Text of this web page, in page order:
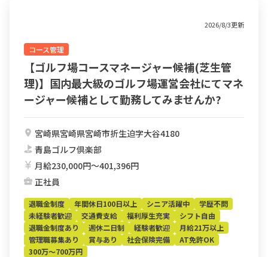
2026/8/3更新
コース管理
【ゴルフ場コースマネージャー候補(芝生管
理)】国内最大級のゴルフ場運営会社にてマネ
ージャー候補として勤務してみませんか?
宮崎県宮崎県宮崎市折生迫字大谷4180
青島ゴルフ倶楽部
月給230,000円〜401,396円
正社員
退職金制度 年間休日100日以上 シニア活躍中
学歴不問
未経験者歓迎
交通費支給 福利厚生充実
シフト自由
退職金制度あり
週休二日制 経験者歓迎
月給21万以上
管理職募集あり
賞与あり 社会保険完備
AT免許OK
300万～700万円